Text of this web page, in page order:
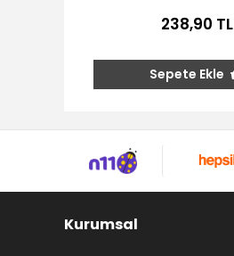
238,90 TL
Sepete Ekle
Kurumsal